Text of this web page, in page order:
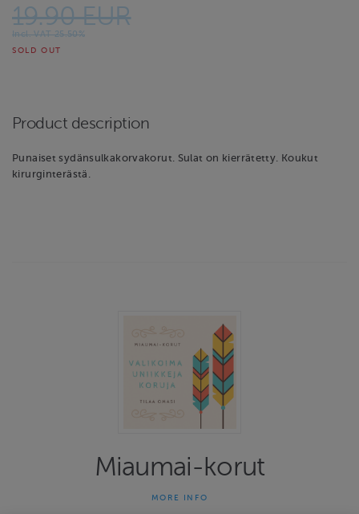
19.90 EUR
Incl. VAT 25.50%
SOLD OUT
Product description
Punaiset sydänsulkakorvakorut. Sulat on kierrätetty. Koukut
kirurginterästä.
Miaumai-korut
MORE INFO